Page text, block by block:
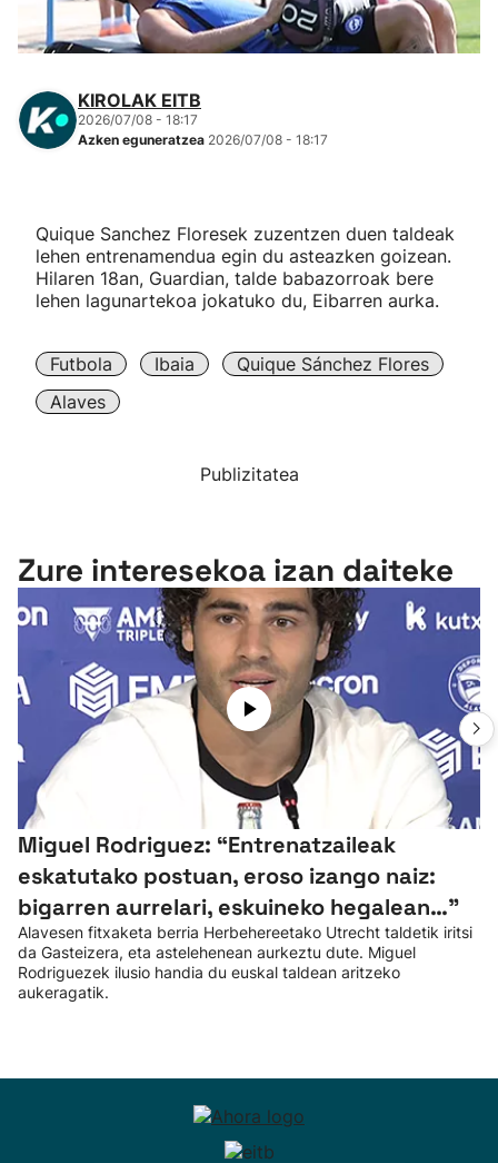
Herri-kirolak
Eskubaloia
Mendi-lasterketak
"Helmuga"
KIROLAK EITB
2026/07/08 - 18:17
Azken eguneratzea 2026/07/08 - 18:17
Quique Sanchez Floresek zuzentzen duen taldeak
lehen entrenamendua egin du asteazken goizean.
Hilaren 18an, Guardian, talde babazorroak bere
lehen lagunartekoa jokatuko du, Eibarren aurka.
Futbola Ibaia
Quique Sánchez Flores
Alaves
Publizitatea
Zure interesekoa izan daiteke
Miguel Rodriguez: “Entrenatzaileak
eskatutako postuan, eroso izango naiz:
bigarren aurrelari, eskuineko hegalean…”
Alavesen fitxaketa berria Herbehereetako Utrecht taldetik iritsi
da Gasteizera, eta astelehenean aurkeztu dute. Miguel
Rodriguezek ilusio handia du euskal taldean aritzeko
aukeragatik.